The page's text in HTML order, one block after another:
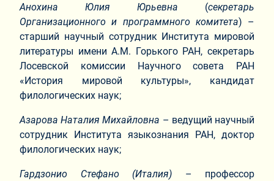
Анохина Юлия Юрьевна (секретарь
Организационного и программного комитета) –
старший научный сотрудник Института мировой
литературы имени А.М. Горького РАН, секретарь
Лосевской комиссии Научного совета РАН
«История мировой культуры», кандидат
филологических наук;
Азарова Наталия Михайловна – ведущий научный
сотрудник Института языкознания РАН, доктор
филологических наук;
Гардзонио Стефано (Италия) – профессор